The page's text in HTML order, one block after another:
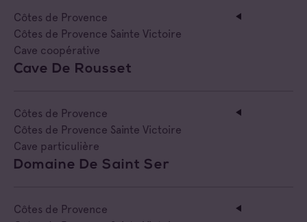
Côtes de Provence
Côtes de Provence Sainte Victoire
Cave coopérative
Cave De Rousset
Côtes de Provence
Côtes de Provence Sainte Victoire
Cave particulière
Domaine De Saint Ser
Côtes de Provence